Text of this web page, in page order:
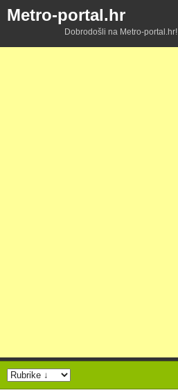
Metro-portal.hr
Dobrodošli na Metro-portal.hr!